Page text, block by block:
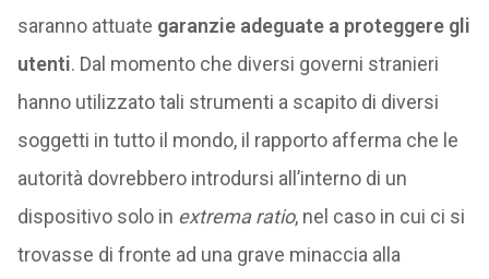
saranno attuate garanzie adeguate a proteggere gli
utenti. Dal momento che diversi governi stranieri
hanno utilizzato tali strumenti a scapito di diversi
soggetti in tutto il mondo, il rapporto afferma che le
autorità dovrebbero introdursi all’interno di un
dispositivo solo in extrema ratio, nel caso in cui ci si
trovasse di fronte ad una grave minaccia alla